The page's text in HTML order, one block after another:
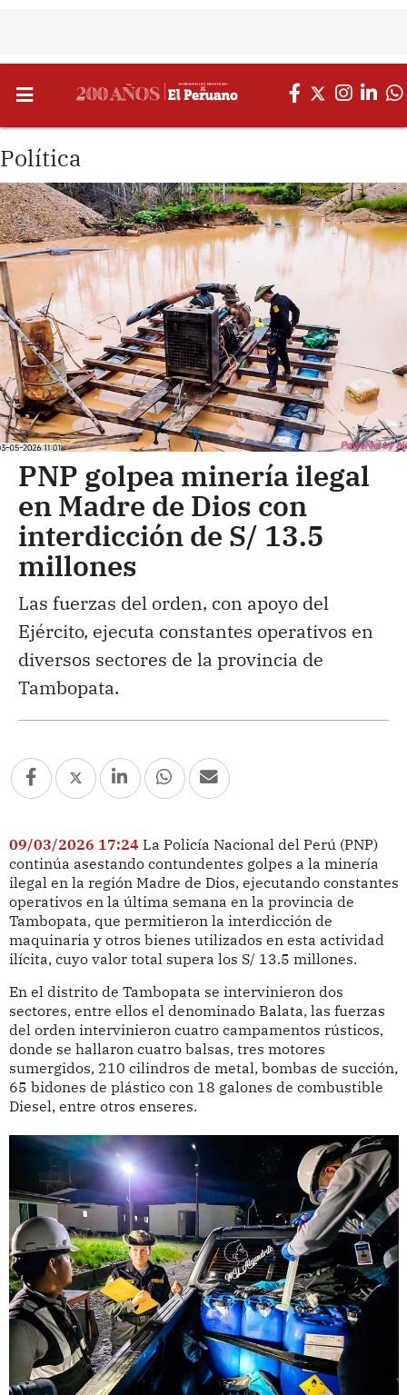
Política
PNP golpea minería ilegal
en Madre de Dios con
interdicción de S/ 13.5
millones
Las fuerzas del orden, con apoyo del
Ejército, ejecuta constantes operativos en
diversos sectores de la provincia de
Tambopata.
09/03/2026 17:24 La Policía Nacional del Perú (PNP)
continúa asestando contundentes golpes a la minería
ilegal en la región Madre de Dios, ejecutando constantes
operativos en la última semana en la provincia de
Tambopata, que permitieron la interdicción de
maquinaria y otros bienes utilizados en esta actividad
ilícita, cuyo valor total supera los S/ 13.5 millones.
En el distrito de Tambopata se intervinieron dos
sectores, entre ellos el denominado Balata, las fuerzas
del orden intervinieron cuatro campamentos rústicos,
donde se hallaron cuatro balsas, tres motores
sumergidos, 210 cilindros de metal, bombas de succión,
65 bidones de plástico con 18 galones de combustible
Diesel, entre otros enseres.